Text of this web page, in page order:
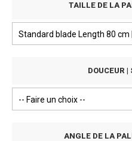
TAILLE DE LA
DOUCEUR
ANGLE DE LA